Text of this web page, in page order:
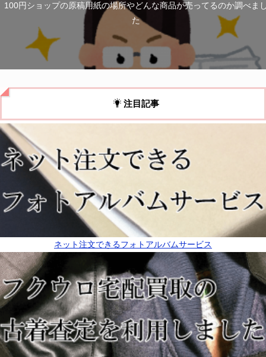
100円ショップの原稿用紙の場所やどんな商品が売ってるのか調べま
た
注目記事
ネット注文できるフォトアルバムサービス